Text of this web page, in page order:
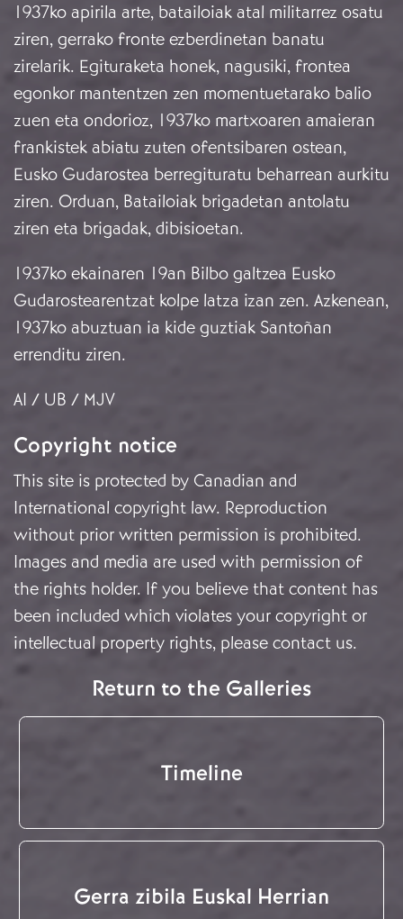
1937ko apirila arte, batailoiak atal militarrez osatu
ziren, gerrako fronte ezberdinetan banatu
zirelarik. Egituraketa honek, nagusiki, frontea
egonkor mantentzen zen momentuetarako balio
zuen eta ondorioz, 1937ko martxoaren amaieran
frankistek abiatu zuten ofentsibaren ostean,
Eusko Gudarostea berregituratu beharrean aurkitu
ziren. Orduan, Batailoiak brigadetan antolatu
ziren eta brigadak, dibisioetan.
1937ko ekainaren 19an Bilbo galtzea Eusko
Gudarostearentzat kolpe latza izan zen. Azkenean,
1937ko abuztuan ia kide guztiak Santoñan
errenditu ziren.
AI / UB / MJV
Copyright notice
This site is protected by Canadian and
International copyright law. Reproduction
without prior written permission is prohibited.
Images and media are used with permission of
the rights holder. If you believe that content has
been included which violates your copyright or
intellectual property rights, please contact us.
Return to the Galleries
Timeline
Gerra zibila Euskal Herrian